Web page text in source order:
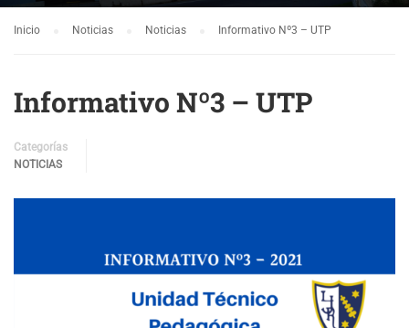
Inicio Noticias Noticias Informativo Nº3 – UTP
Informativo Nº3 – UTP
Categorías
NOTICIAS